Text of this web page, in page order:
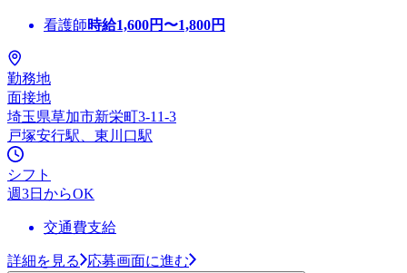
看護師時給1,600円〜1,800円
勤務地
面接地
埼玉県草加市新栄町3-11-3
戸塚安行駅、東川口駅
シフト
週3日からOK
交通費支給
詳細を見る 応募画面に進む